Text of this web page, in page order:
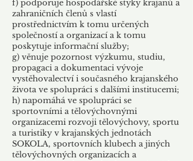
f) podporuje hospodářské styky krajanů a
zahraničních členů s vlastí
prostřednictvím k tomu určených
společností a organizací a k tomu
poskytuje informační služby;
g) věnuje pozornost výzkumu, studiu,
propagaci a dokumentaci vývoje
vystěhovalectví i současného krajanského
života ve spolupráci s dalšími institucemi;
h) napomáhá ve spolupráci se
sportovními a tělovýchovnými
organizacemi rozvoji tělovýchovy, sportu
a turistiky v krajanských jednotách
SOKOLA, sportovních klubech a jiných
tělovýchovných organizacích a